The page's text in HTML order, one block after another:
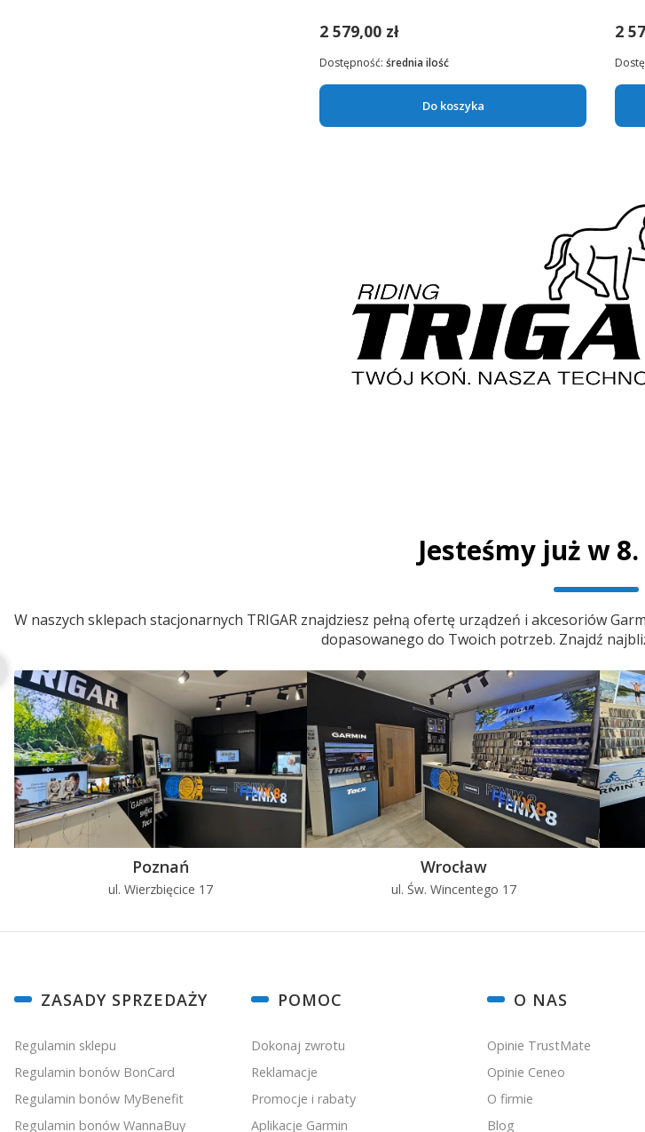
2 579,00 zł
Do koszyka
Dostępność: średnia ilość
2
Jesteśmy już w
W naszych sklepach stacjonarnych TRIGAR znajdziesz pełną ofertę urządzeń i akcesoriów
dopasowanego do Twoich potrzeb. Znajdź
Poznań
ul. Wierzbięcice 17
Wrocław
ul. Św. Wincentego 17
Linki w stopce
ZASADY SPRZEDAŻY
Regulamin sklepu
Regulamin bonów BonCard
Regulamin bonów MyBenefit
Regulamin bonów WannaBuy
POMOC
Dokonaj zwrotu
Reklamacje
Promocje i rabaty
Aplikacje Garmin
O NAS
Opinie TrustMate
Opinie Ceneo
O firmie
Blog